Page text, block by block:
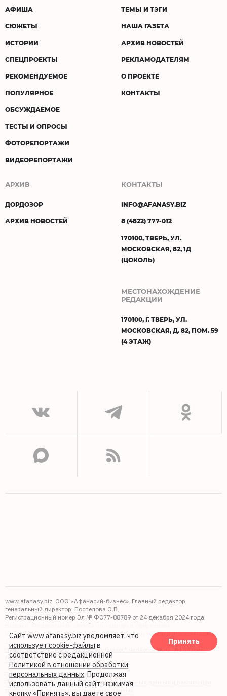
АФИША
СЮЖЕТЫ
ИСТОРИИ
СПЕЦПРОЕКТЫ
РЕКОМЕНДУЕМОЕ
ПОПУЛЯРНОЕ
ОБСУЖДАЕМОЕ
ТЕСТЫ И ОПРОСЫ
ФОТОРЕПОРТАЖИ
ВИДЕОРЕПОРТАЖИ
ТЕМЫ И ТЭГИ
НАША ГАЗЕТА
АРХИВ НОВОСТЕЙ
РЕКЛАМОДАТЕЛЯМ
О ПРОЕКТЕ
КОНТАКТЫ
АРХИВ
ДОРДОЗОР
АРХИВ НОВОСТЕЙ
КОНТАКТЫ
INFO@AFANASY.BIZ
8 (4822) 777-012
170100, ТВЕРЬ, УЛ.
МОСКОВСКАЯ, 82, 1Д
(ЦОКОЛЬ)
МЕСТОНАХОЖДЕНИЕ
РЕДАКЦИИ
170100, Г. ТВЕРЬ, УЛ.
МОСКОВСКАЯ, Д. 82, ПОМ. 59
(4 ЭТАЖ)
www.afanasy.biz. ООО «Афанасий-бизнес». Главный редактор,
генеральный директор: Поспелова О.В.
Регистрационный номер Эл № ФС77-88789 от 24 декабря 2024 года
Выдано: Федеральная служба по надзору в сфере связи,
информационных технологий и массовых коммуникаций (Роскомнадзор).
Правопреемником АО "Афанасий-бизнес" является ООО "Афанасий-
бизнес"
Политика обработки файлов cookie
Политика в отношении обработки персональных данных и реализации
требований к защите персональных данных
Сайт www.afanasy.biz уведомляет, что
использует cookie-файлы в
соответствие с редакционной
Политикой в отношении обработки
персональных данных. Продолжая
использовать данный сайт, нажимая
кнопку «Принять», вы даете свое
Принять